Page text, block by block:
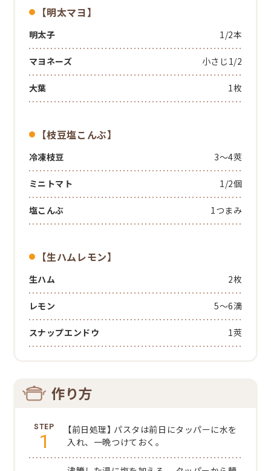
【明太マヨ】
明太子 1/2本
マヨネーズ 小さじ1/2
大葉 1枚
【枝豆塩こんぶ】
冷凍枝豆 3～4莢
ミニトマト 1/2個
塩こんぶ 1つまみ
【生ハムレモン】
生ハム 2枚
レモン 5～6滴
スナップエンドウ 1莢
作り方
1 【前日処理】 パスタは前日にタッパーに水を
入れ、一晩つけておく。